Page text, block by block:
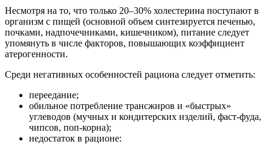
Несмотря на то, что только 20–30% холестерина поступают в
организм с пищей (основной объем синтезируется печенью,
почками, надпочечниками, кишечником), питание следует
упомянуть в числе факторов, повышающих коэффициент
атерогенности.
Среди негативных особенностей рациона следует отметить:
переедание;
обильное потребление трансжиров и «быстрых»
углеводов (мучных и кондитерских изделий, фаст-фуда,
чипсов, поп-корна);
недостаток в рационе: